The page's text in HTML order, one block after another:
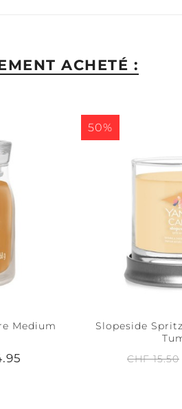
ACHETÉ :
Medium
50%
Slopeside
CHF 15.50